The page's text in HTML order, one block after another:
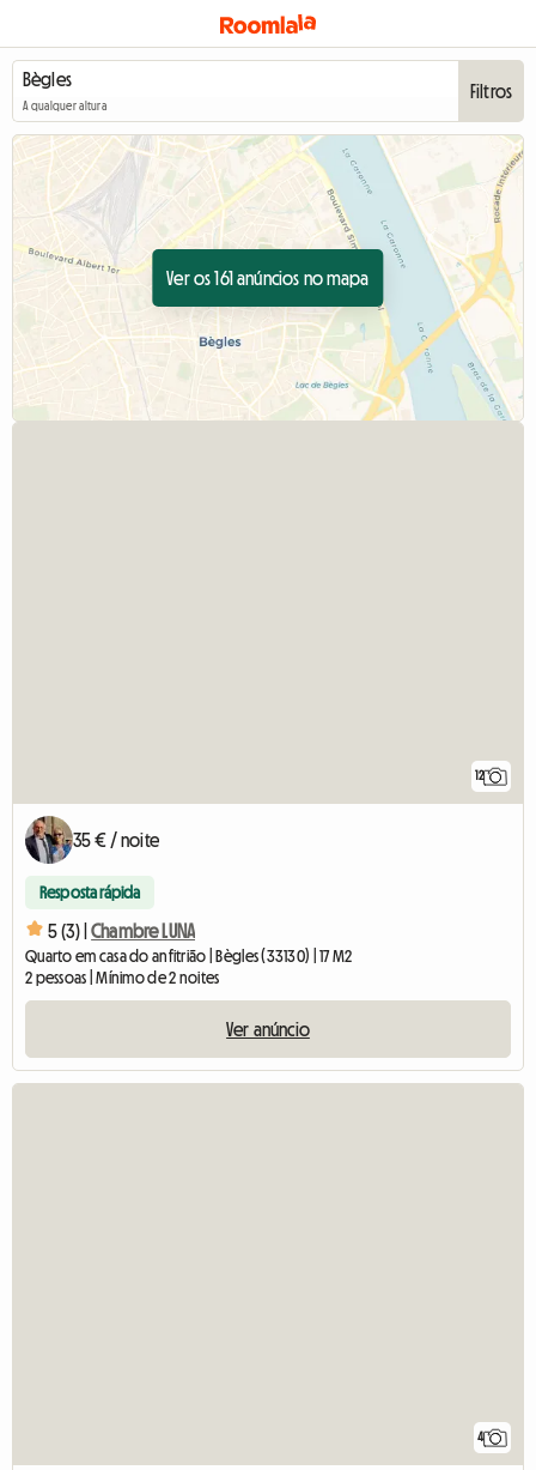
A qualquer altura
Filtros
Ver os 161 anúncios no mapa
12
35 € / noite
Resposta rápida
5 (3) | Chambre LUNA
Quarto em casa do anfitrião | Bègles (33130) | 17 M2
2 pessoas | Mínimo de 2 noites
Ver anúncio
4